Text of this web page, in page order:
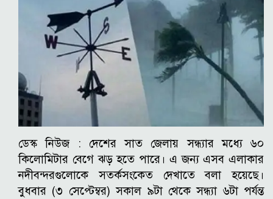
ডেস্ক নিউজ : দেশের সাত জেলায় সন্ধ্যার মধ্যে ৬০
কিলোমিটার বেগে ঝড় হতে পারে। এ জন্য এসব এলাকার
নদীবন্দরগুলোকে সতর্কসংকেত দেখাতে বলা হয়েছে।
বুধবার (৩ সেপ্টেম্বর) সকাল ৯টা থেকে সন্ধ্যা ৬টা পর্যন্ত